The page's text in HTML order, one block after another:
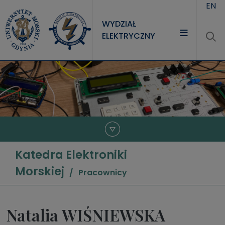
WYDZIAŁ
ELEKTRYCZNY
WYDZIAŁ
STUDIA
NAUKA
EN
Katedra Elektroniki
Morskiej
Pracownicy
Natalia WIŚNIEWSKA